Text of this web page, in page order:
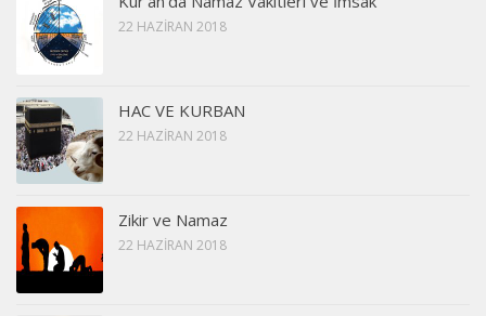
22 HAZIRAN 2018
HAC VE KURBAN
22 HAZIRAN 2018
Zikir ve Namaz
22 HAZIRAN 2018